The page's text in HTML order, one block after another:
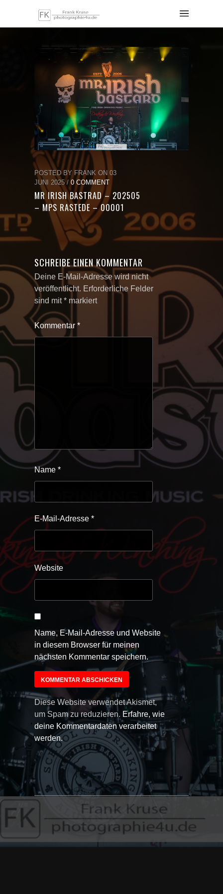
POSTED BY FRANK ON 03
JUNI 2025 / 0 COMMENT
MR IRISH BASTRAD – 202505
– MPS RASTEDE – 00001
SCHREIBE EINEN KOMMENTAR
Deine E-Mail-Adresse wird nicht
veröffentlicht. Erforderliche Felder
sind mit* markiert
Kommentar *
Name *
E-Mail-Adresse *
Website
Name, E-Mail-Adresse und Website
in diesem Browser für meinen
nächsten Kommentar speichern.
Diese Website verwendet Akismet,
um Spam zu reduzieren. Erfahre, wie
deine Kommentardaten verarbeitet
werden.